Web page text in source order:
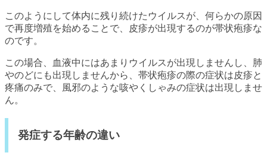
このようにして体内に残り続けたウイルスが、何らかの原因
で再度増殖を始めることで、皮疹が出現するのが帯状疱疹な
のです。
この場合、血液中にはあまりウイルスが出現しませんし、肺
やのどにも出現しませんから、帯状疱疹の際の症状は皮疹と
疼痛のみで、風邪のような咳やくしゃみの症状は出現しませ
ん。
発症する年齢の違い